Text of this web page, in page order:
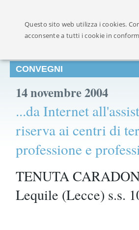
CONVEGNI
14 novembre 2004
...da Internet
riserva ai centri di
professione e
TENUTA
Lequile (Lecce) s.s.
Questo sito web utilizza i cookies.
acconsente a tutti i cookie in